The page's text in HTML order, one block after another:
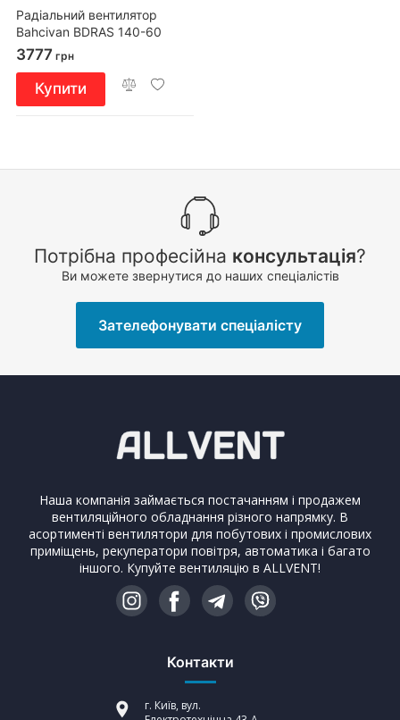
Радіальний вентилятор
Bahcivan BDRAS 140-60
3777 грн
Купити
Потрібна професійна консультація?
Ви можете звернутися до наших спеціалістів
Зателефонувати спеціалісту
Наша компанія займається постачанням і продажем
вентиляційного обладнання різного напрямку. В
асортименті вентилятори для побутових і промислових
приміщень, рекуператори повітря, автоматика і багато
іншого. Купуйте вентиляцію в ALLVENT!
Контакти
г. Київ, вул.